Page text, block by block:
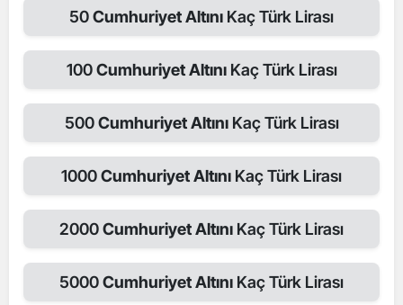
50Cumhuriyet Altını Kaç Türk Lirası
100Cumhuriyet AltınıKaç Türk Lirası
500Cumhuriyet AltınıKaç Türk Lirası
1000Cumhuriyet Altını Kaç Türk Lirası
2000Cumhuriyet Altını Kaç Türk Lirası
5000Cumhuriyet Altını Kaç Türk Lirası